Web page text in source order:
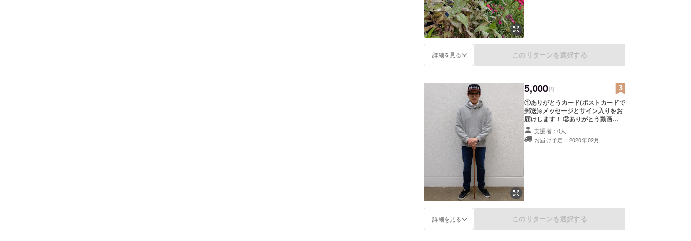
詳細を見る このリターンを選択する
5,000円
①ありがとうカード(ポストカードで
郵送)※メッセージとサイン入りをお
届けします！ ②ありがとう動画
(YouTube限定公開) ※リンク先の
URLをメールにてお届け致します！
感謝をお伝えします！ ※画像はイ
支援者：0人
お届け予定：2020年02月
詳細を見る このリターンを選択する